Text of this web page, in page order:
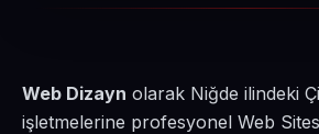
Web Dizayn olarak Niğde ilindeki
işletmelerine profesyonel Web